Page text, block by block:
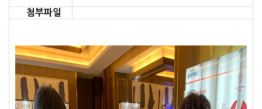
첨부파일